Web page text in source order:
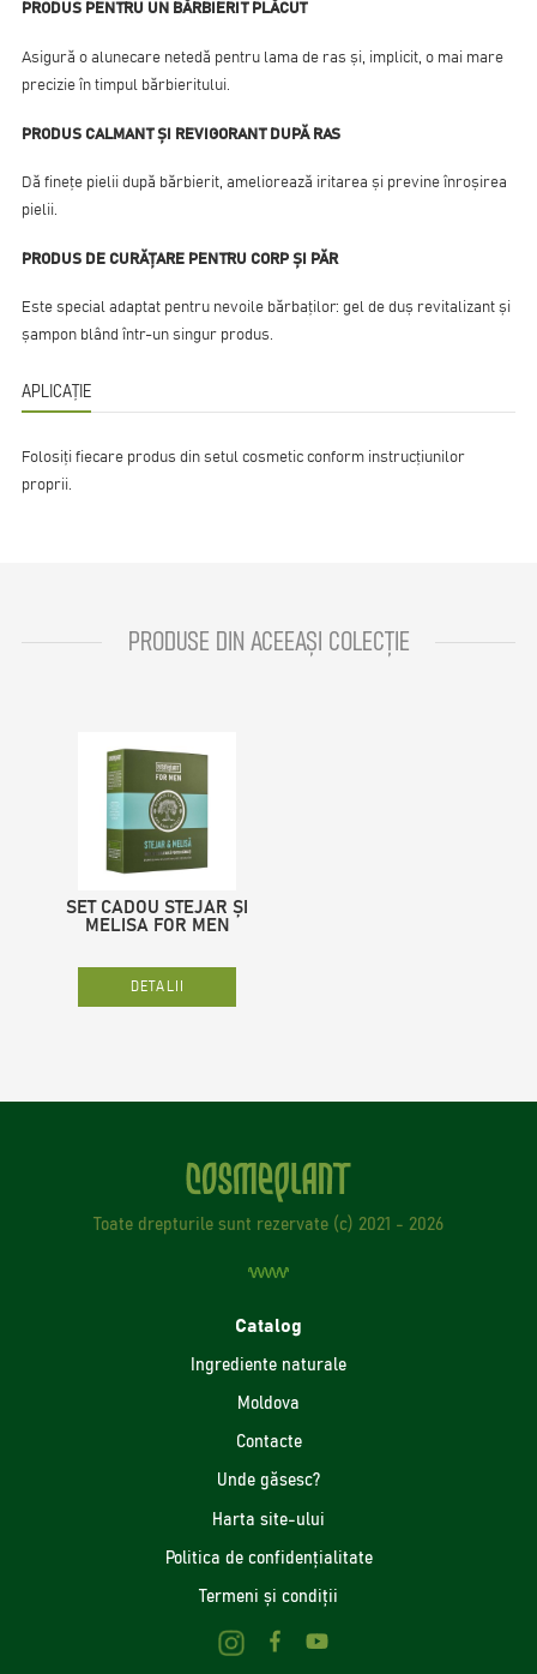
PRODUS PENTRU UN BĂRBIERIT PLĂCUT
Asigură o alunecare netedă pentru lama de ras și, implicit, o mai mare
precizie în timpul bărbieritului.
PRODUS CALMANT ȘI REVIGORANT DUPĂ RAS
Dă finețe pielii după bărbierit, ameliorează iritarea și previne înroșirea
pielii.
PRODUS DE CURĂȚARE PENTRU CORP ȘI PĂR
Este special adaptat pentru nevoile bărbaților: gel de duș revitalizant și
șampon blând într-un singur produs.
APLICAȚIE
Folosiți fiecare produs din setul cosmetic conform instrucțiunilor
proprii.
PRODUSE DIN ACEEAȘI COLECȚIE
SET CADOU STEJAR ȘI
MELISA FOR MEN
DETALII
Toate drepturile sunt rezervate (с) 2021 - 2026
Catalog
Ingrediente naturale
Moldova
Contacte
Unde găsesc?
Harta site-ului
Politica de confidenţialitate
Termeni și condiții